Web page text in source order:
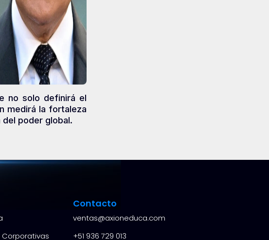
no solo definirá el
medirá la fortaleza
poder global.
Contacto
ventas@axioneduca.com
+51 936 729 013